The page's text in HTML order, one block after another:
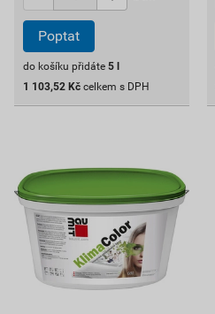
Poptat
do košíku přidáte 5
1 103,52 Kč celkem s DPH